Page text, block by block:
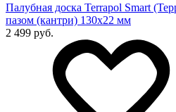
Палубная доска Terrapol Smart
пазом (кантри) 130х22 мм
2 499 руб.